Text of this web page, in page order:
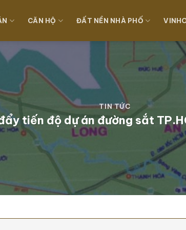
CĂN HỘ ĐẤT NỀN NHÀ PHỐ
TIN TỨC
tiến độ dự án đường sắt